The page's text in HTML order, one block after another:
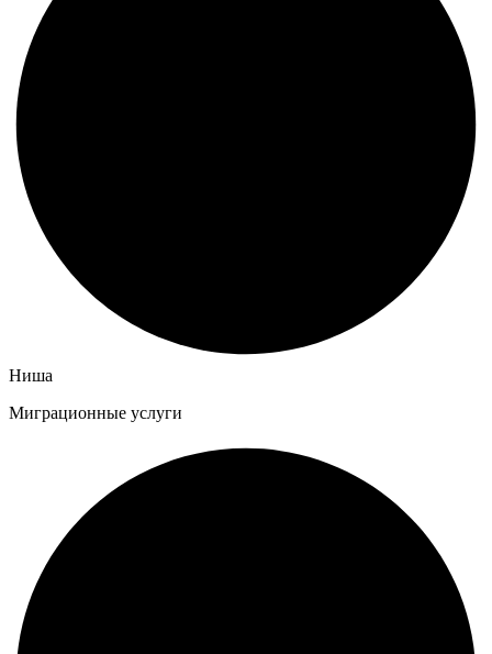
Ниша
Миграционные услуги